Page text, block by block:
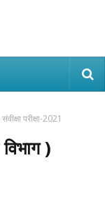
परीक्षा-2021
)